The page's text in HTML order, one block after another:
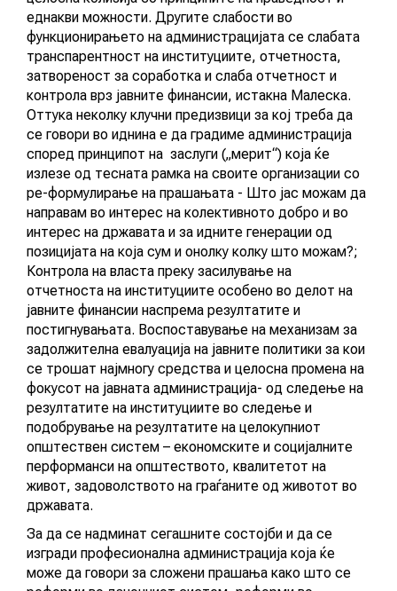
еднакви можности. Другите слабости во
функционирањето на администрацијата се слабата
транспарентност на институциите, отчетноста,
затвореност за соработка и слаба отчетност и
контрола врз јавните финансии, истакна Малеска.
Оттука неколку клучни предизвици за кој треба да
се говори во иднина е да градиме администрација
според принципот на заслуги („мерит“) која ќе
излезе од тесната рамка на своите организации со
ре-формулирање на прашањата - Што јас можам да
направам во интерес на колективното добро и во
интерес на државата и за идните генерации од
позицијата на која сум и онолку колку што можам?;
Контрола на власта преку засилување на
отчетноста на институциите особено во делот на
јавните финансии наспрема резултатите и
постигнувањата. Воспоставување на механизам за
задолжителна евалуација на јавните политики за кои
се трошат најмногу средства и целосна промена на
фокусот на јавната администрација- од следење на
резултатите на институциите во следење и
подобрување на резултатите на целокупниот
општествен систем – економските и социјалните
перформанси на општеството, квалитетот на
живот, задоволството на граѓаните од животот во
државата.
За да се надминат сегашните состојби и да се
изгради професионална администрација која ќе
може да говори за сложени прашања како што се